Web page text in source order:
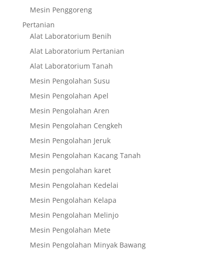
Mesin Penggoreng
Pertanian
Alat Laboratorium Benih
Alat Laboratorium Pertanian
Alat Laboratorium Tanah
Mesin Pengolahan Susu
Mesin Pengolahan Apel
Mesin Pengolahan Aren
Mesin Pengolahan Cengkeh
Mesin Pengolahan Jeruk
Mesin Pengolahan Kacang Tanah
Mesin pengolahan karet
Mesin Pengolahan Kedelai
Mesin Pengolahan Kelapa
Mesin Pengolahan Melinjo
Mesin Pengolahan Mete
Mesin Pengolahan Minyak Bawang